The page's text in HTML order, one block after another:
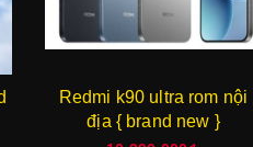
Laptop lenovo thinkpad x9-
14 aura 2025 { brand new }